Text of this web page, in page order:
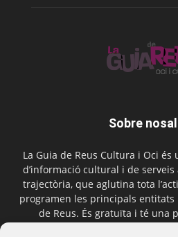
Sobre
La Guia de Reus Cultura i Oci
d’informació cultural i de
trajectòria, que aglutina tota
programen les principals
de Reus. És gratuïta i té una